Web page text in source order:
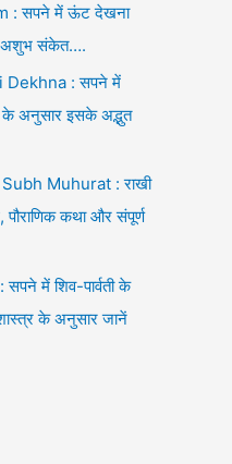
: सपने में ऊंट देखना
अशुभ संकेत….
Dekhna : सपने में
के अनुसार इसके अद्भुत
Muhurat : राखी
पौराणिक कथा और संपूर्ण
में शिव-पार्वती के
के अनुसार जानें